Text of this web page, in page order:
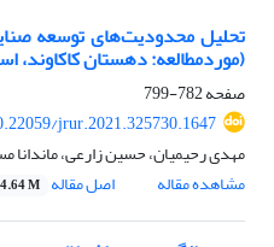
تحلیل محدودیت‌های توسعه
(موردمطالعه: دهستان کاکاوند،
صفحه782-799
jrur.2021.325730.1647
مهدی رحیمیان، حسین زارعی، ماندانا
مشاهده مقاله
اصل مقاله 4.64 M